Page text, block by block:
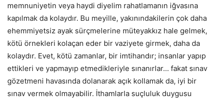
memnuniyetin veya haydi diyelim rahatlamanın iğvasına
kapılmak da kolaydır. Bu meyille, yakınındakilerin çok daha
ehemmiyetsiz ayak sürçmelerine müteyakkız hale gelmek,
kötü örnekleri kolaçan eder bir vaziyete girmek, daha da
kolaydır. Evet, kötü zamanlar, bir imtihandır; insanlar yapıp
ettikleri ve yapmayıp etmedikleriyle sınanırlar… fakat sınav
gözetmeni havasında dolanarak açık kollamak da, iyi bir
sınav vermek olmayabilir. İthamlarla suçluluk duygusu